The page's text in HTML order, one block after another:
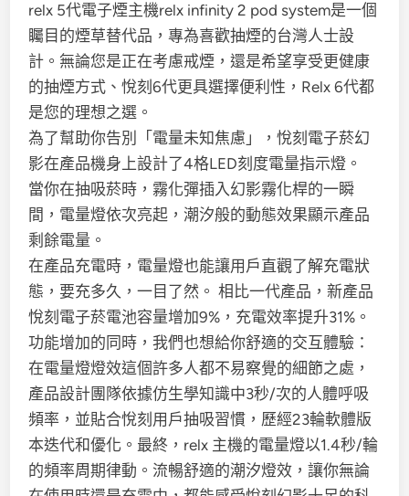
relx 5代電子煙主機relx infinity 2 pod system是一個
矚目的煙草替代品，專為喜歡抽煙的台灣人士設
計。無論您是正在考慮戒煙，還是希望享受更健康
的抽煙方式、悅刻6代更具選擇便利性，Relx 6代都
是您的理想之選。
為了幫助你告別「電量未知焦慮」，悅刻電子菸幻
影在產品機身上設計了4格LED刻度電量指示燈。
當你在抽吸菸時，霧化彈插入幻影霧化桿的一瞬
間，電量燈依次亮起，潮汐般的動態效果顯示產品
剩餘電量。
在產品充電時，電量燈也能讓用戶直觀了解充電狀
態，要充多久，一目了然。 相比一代產品，新產品
悅刻電子菸電池容量增加9%，充電效率提升31%。
功能增加的同時，我們也想給你舒適的交互體驗：
在電量燈燈效這個許多人都不易察覺的細節之處，
產品設計團隊依據仿生學知識中3秒/次的人體呼吸
頻率，並貼合悅刻用戶抽吸習慣，歷經23輪軟體版
本迭代和優化。最終，relx 主機的電量燈以1.4秒/輪
的頻率周期律動。流暢舒適的潮汐燈效，讓你無論